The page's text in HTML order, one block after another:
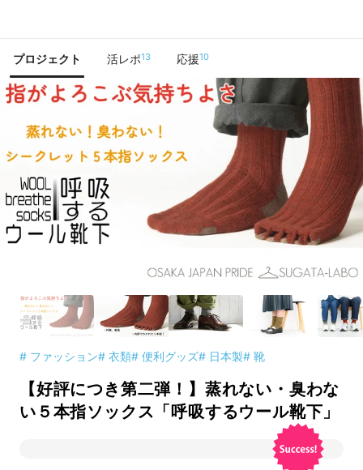
プロジェクト 活レポ13 応援10
# ファッション# 衣類# 便利グッズ# 日本製# 靴
【好評につき第二弾！】蒸れない・臭わな
い５本指ソックス「呼吸するウール靴下」